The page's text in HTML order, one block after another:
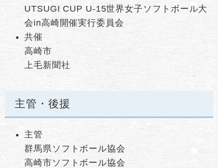
​UTSUGI CUP U-15世界女子ソフトボール大
会in高崎開催実行委員会
共催
高崎市
上毛新聞社
主管・後援
主管
​群馬県ソフトボール協会
高崎市ソフトボール協会